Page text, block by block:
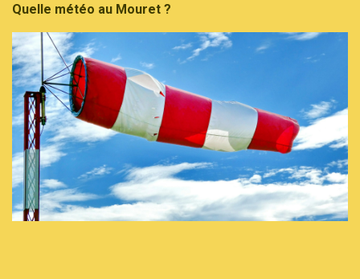
Quelle météo au Mouret ?